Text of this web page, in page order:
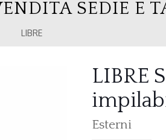
SEDIE E
LIBRE
LIBRE
Esterni